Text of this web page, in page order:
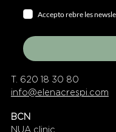
Accepto rebre les
T. 620 18 30 80
info@elenacrespi.com
BCN
NUA clinic